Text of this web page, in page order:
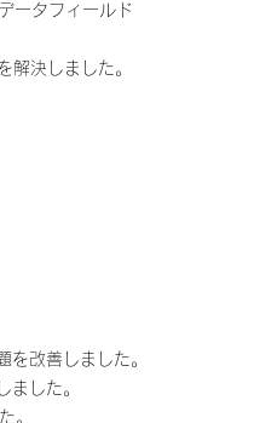
ータフィールド
解決しました。
改善しました。
ました。
。